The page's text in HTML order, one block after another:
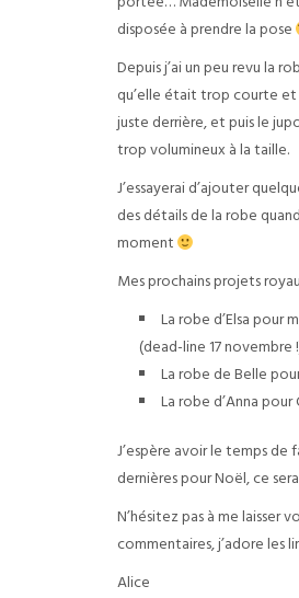
disposée à prendre la pose
Depuis j’ai un peu revu la
qu’elle était trop courte et
juste derrière, et puis le
trop volumineux à la taille.
J’essayerai d’ajouter
des détails de la robe
moment
Mes prochains projets
La robe d’Elsa pour
(dead-line 17 novembre
La robe de Belle
La robe d’Anna
J’espère avoir le temps de
dernières pour Noël, ce
N’hésitez pas à me laisser
commentaires, j’adore les
Alice